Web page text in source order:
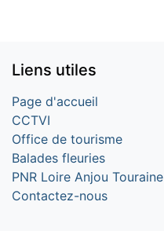
Liens utiles
Page d'accueil
CCTVI
Office de tourisme
Balades fleuries
PNR Loire Anjou Touraine
Contactez-nous